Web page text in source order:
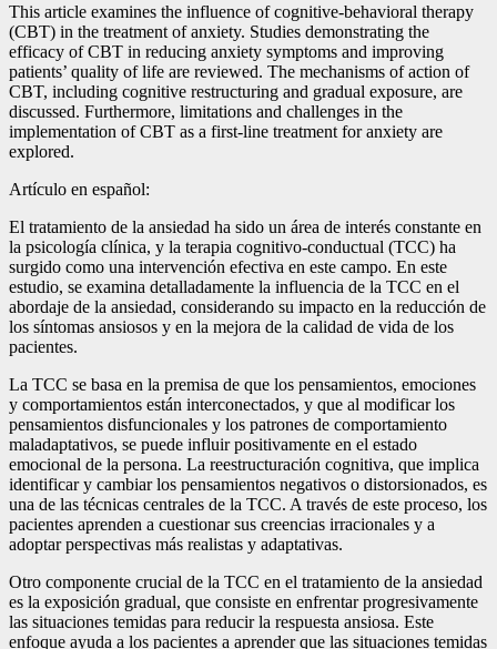
This article examines the influence of cognitive-behavioral therapy
(CBT) in the treatment of anxiety. Studies demonstrating the
efficacy of CBT in reducing anxiety symptoms and improving
patients’ quality of life are reviewed. The mechanisms of action of
CBT, including cognitive restructuring and gradual exposure, are
discussed. Furthermore, limitations and challenges in the
implementation of CBT as a first-line treatment for anxiety are
explored.
Artículo en español:
El tratamiento de la ansiedad ha sido un área de interés constante en
la psicología clínica, y la terapia cognitivo-conductual (TCC) ha
surgido como una intervención efectiva en este campo. En este
estudio, se examina detalladamente la influencia de la TCC en el
abordaje de la ansiedad, considerando su impacto en la reducción de
los síntomas ansiosos y en la mejora de la calidad de vida de los
pacientes.
La TCC se basa en la premisa de que los pensamientos, emociones
y comportamientos están interconectados, y que al modificar los
pensamientos disfuncionales y los patrones de comportamiento
maladaptativos, se puede influir positivamente en el estado
emocional de la persona. La reestructuración cognitiva, que implica
identificar y cambiar los pensamientos negativos o distorsionados, es
una de las técnicas centrales de la TCC. A través de este proceso, los
pacientes aprenden a cuestionar sus creencias irracionales y a
adoptar perspectivas más realistas y adaptativas.
Otro componente crucial de la TCC en el tratamiento de la ansiedad
es la exposición gradual, que consiste en enfrentar progresivamente
las situaciones temidas para reducir la respuesta ansiosa. Este
enfoque ayuda a los pacientes a aprender que las situaciones temidas